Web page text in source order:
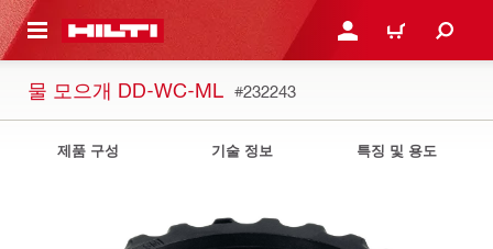
으로 건너뛰기 로그인 또는 회원가입
장바구니
물 모으개 DD-WC-ML #232243
제품 구성 기술 정보 특징 및 용도